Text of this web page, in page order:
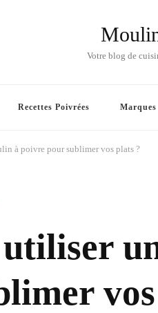
Votre blog de
Recettes Poivrées Marques
à poivre pour sublimer vos plats ?